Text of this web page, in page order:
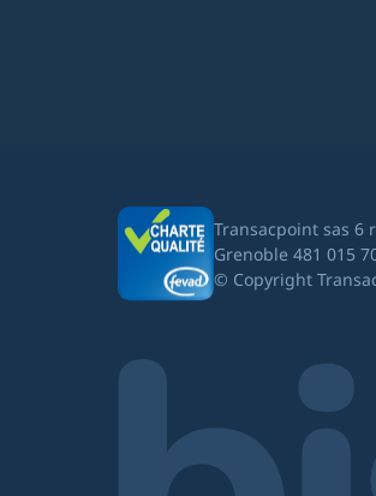
Transacpoint sas 6
Grenoble 481 015
© Copyright